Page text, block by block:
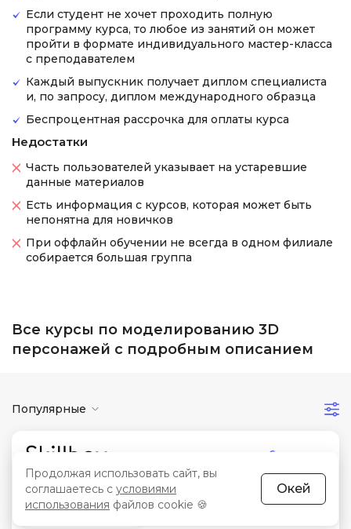
Если студент не хочет проходить полную
программу курса, то любое из занятий он может
пройти в формате индивидуального мастер-класса
с преподавателем
Каждый выпускник получает диплом специалиста
и, по запросу, диплом международного образца
Беспроцентная рассрочка для оплаты курса
Недостатки
Часть пользователей указывает на устаревшие
данные материалов
Есть информация с курсов, которая может быть
непонятна для новичков
При оффлайн обучении не всегда в одном филиале
собирается большая группа
Все курсы по моделированию 3D
персонажей с подробным описанием
Популярные
3.6
6 отзывов
Продолжая использовать сайт, вы
соглашаетесь с условиями
использования файлов cookie 🍪
Окей